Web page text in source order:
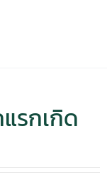
รกเกิด